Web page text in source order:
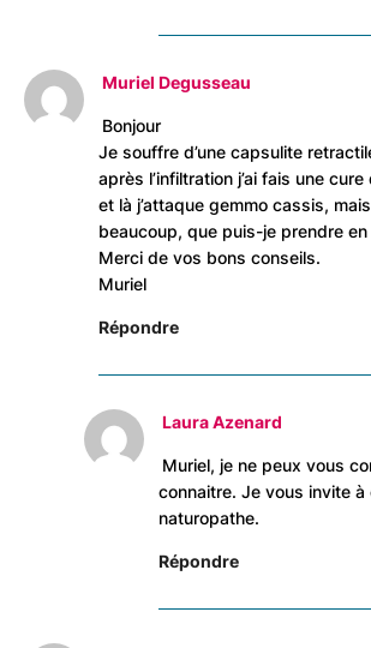
Muriel Degusseau
Bonjour
Je souffre d’une capsulite
après l’infiltration j’ai fais une
et là j’attaque gemmo cassis,
beaucoup, que puis-je prendre
Merci de vos bons conseils.
Muriel
Répondre
Laura Azenard
Muriel, je ne peux vous
connaitre. Je vous invite à
naturopathe.
Répondre